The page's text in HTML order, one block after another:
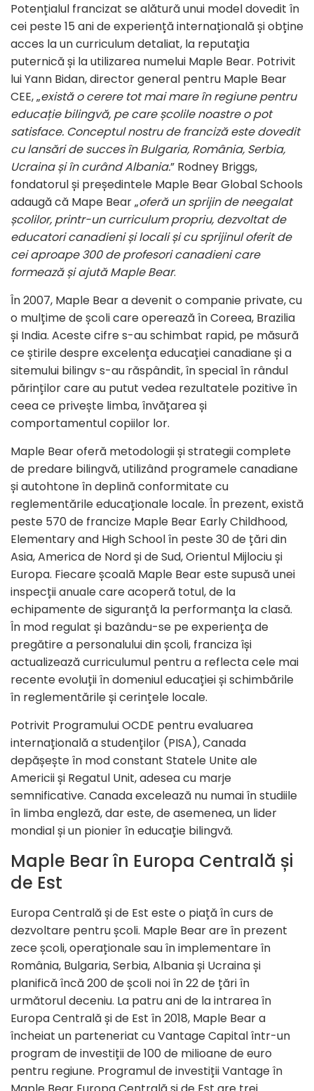
Potențialul francizat se alătură unui model dovedit în
cei peste 15 ani de experiență internațională și obține
acces la un curriculum detaliat, la reputația
puternică și la utilizarea numelui Maple Bear. Potrivit
lui Yann Bidan, director general pentru Maple Bear
CEE, „există o cerere tot mai mare în regiune pentru
educație bilingvă, pe care școlile noastre o pot
satisface. Conceptul nostru de franciză este dovedit
cu lansări de succes în Bulgaria, România, Serbia,
Ucraina și în curând Albania.” Rodney Briggs,
fondatorul și președintele Maple Bear Global Schools
adaugă că Mape Bear „oferă un sprijin de neegalat
școlilor, printr-un curriculum propriu, dezvoltat de
educatori canadieni și locali și cu sprijinul oferit de
cei aproape 300 de profesori canadieni care
formează și ajută Maple Bear.
În 2007, Maple Bear a devenit o companie private, cu
o mulțime de școli care operează în Coreea, Brazilia
și India. Aceste cifre s-au schimbat rapid, pe măsură
ce știrile despre excelența educației canadiane și a
sitemului bilingv s-au răspândit, în special în rândul
părinților care au putut vedea rezultatele pozitive în
ceea ce privește limba, învățarea și
comportamentul copiilor lor.
Maple Bear oferă metodologii și strategii complete
de predare bilingvă, utilizând programele canadiane
și autohtone în deplină conformitate cu
reglementările educaționale locale. În prezent, există
peste 570 de francize Maple Bear Early Childhood,
Elementary and High School în peste 30 de țări din
Asia, America de Nord și de Sud, Orientul Mijlociu și
Europa. Fiecare școală Maple Bear este supusă unei
inspecții anuale care acoperă totul, de la
echipamente de siguranță la performanța la clasă.
În mod regulat și bazându-se pe experiența de
pregătire a personalului din școli, franciza își
actualizează curriculumul pentru a reflecta cele mai
recente evoluții în domeniul educației și schimbările
în reglementările și cerințele locale.
Potrivit Programului OCDE pentru evaluarea
internațională a studenților (PISA), Canada
depășește în mod constant Statele Unite ale
Americii și Regatul Unit, adesea cu marje
semnificative. Canada excelează nu numai în studiile
în limba engleză, dar este, de asemenea, un lider
mondial și un pionier în educație bilingvă.
Maple Bear în Europa Centrală și
de Est
Europa Centrală și de Est este o piață în curs de
dezvoltare pentru școli. Maple Bear are în prezent
zece școli, operaționale sau în implementare în
România, Bulgaria, Serbia, Albania și Ucraina și
planifică încă 200 de școli noi în 22 de țări în
următorul deceniu. La patru ani de la intrarea în
Europa Centrală și de Est în 2018, Maple Bear a
încheiat un parteneriat cu Vantage Capital într-un
program de investiții de 100 de milioane de euro
pentru regiune. Programul de investiții Vantage în